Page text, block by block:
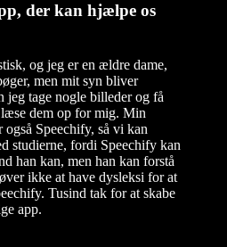
der kan hjælpe os
og jeg er en ældre dame,
men mit syn bliver
jeg tage nogle billeder og få
dem op for mig. Min
også Speechify, så vi kan
studierne, fordi Speechify kan
han kan, men han kan forstå
ikke at have dysleksi for at
Tusind tak for at skabe
app.